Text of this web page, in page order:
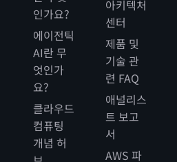
인가요?
에이전틱
AI란 무
엇인가
요?
클라우드
컴퓨팅
개념 허
아키텍처
센터
제품 및
기술 관
련 FAQ
애널리스
트 보고
서
AWS 파